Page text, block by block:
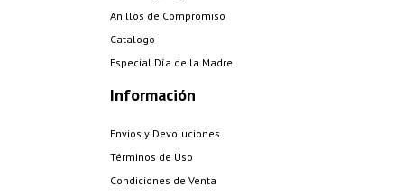
Anillos de Compromiso
Catalogo
Especial Día de la Madre
Información
Envios y Devoluciones
Términos de Uso
Condiciones de Venta